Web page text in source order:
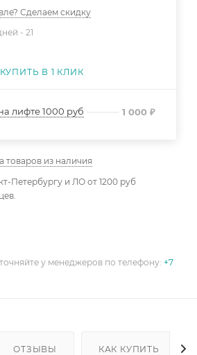
Сделаем скидку
- 21
КУПИТЬ В 1 КЛИК
лифте 1000 руб 1 000 ₽
товаров из наличия
Петербургу и ЛО от 1200 руб
у менеджеров по телефону: +7
ОТЗЫВЫ КАК КУПИТЬ